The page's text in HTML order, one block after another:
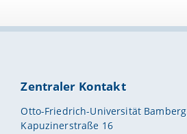
Zentraler Kontakt
Otto-Friedrich-Universität Bamberg
Kapuzinerstraße 16